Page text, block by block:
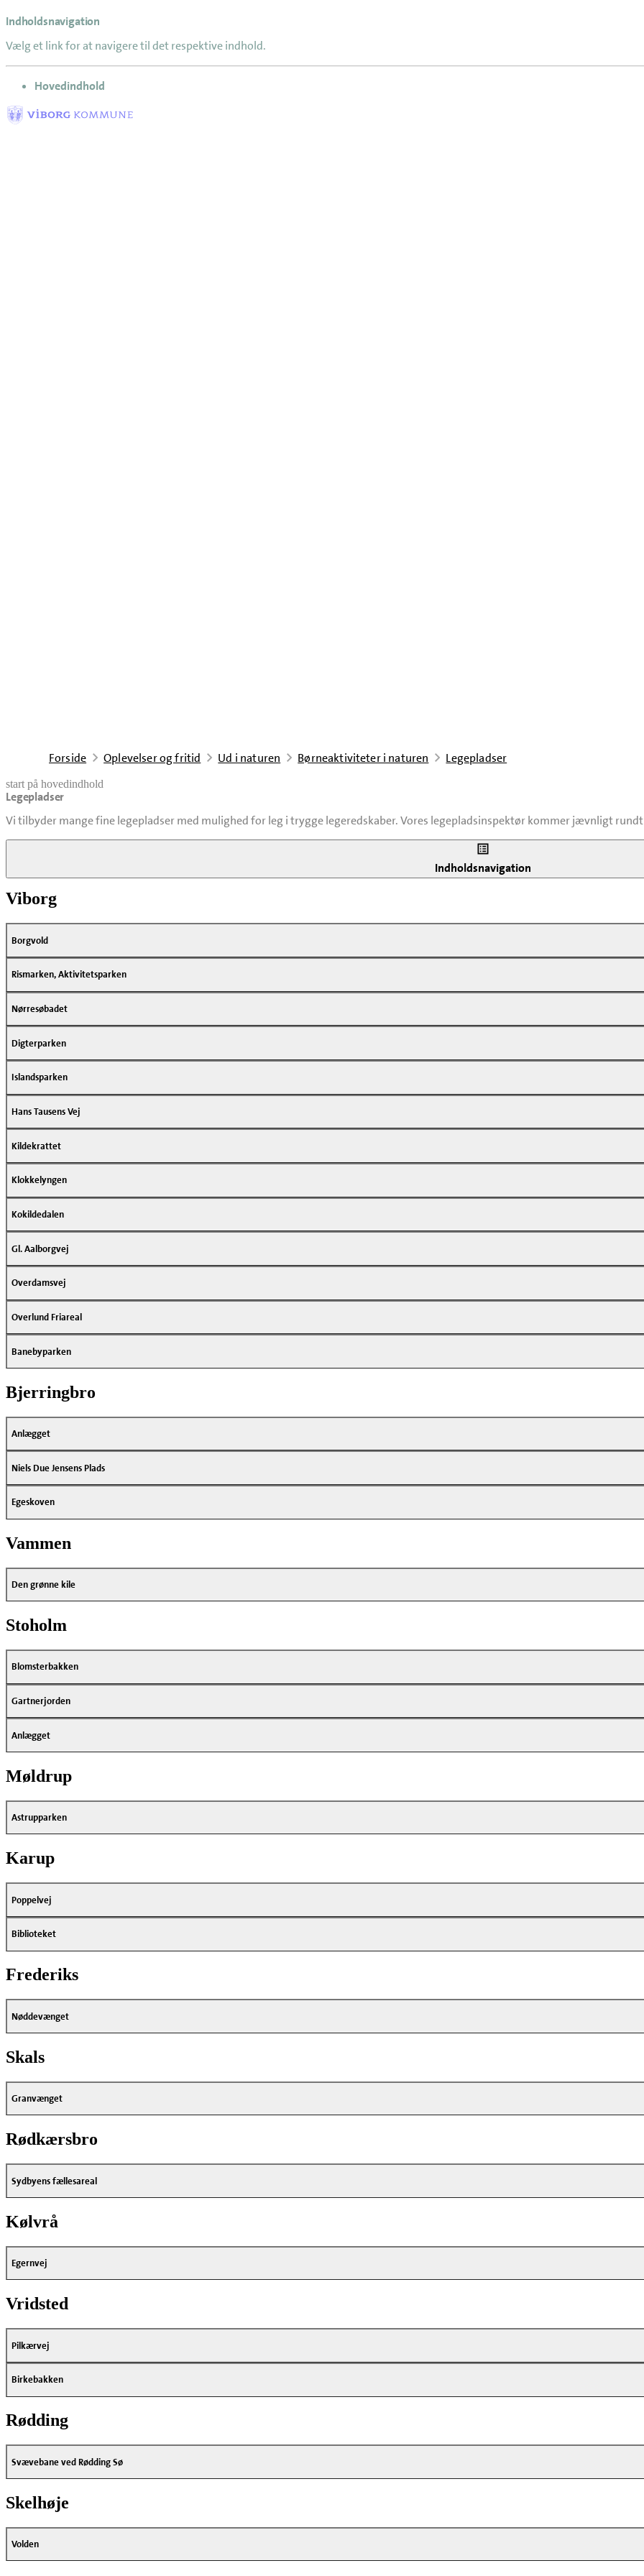
Indholdsnavigation
Vælg et link for at navigere til det respektive indhold.
gå til
Hovedindhold
Forside Oplevelser og fritid Ud i naturen Børneaktiviteter i naturen Legepladser
start på hovedindhold
Legepladser
Vi tilbyder mange fine legepladser med mulighed for leg i trygge legeredskaber. Vores legepladsinspektør kommer jævnligt
senest opdateret 4. august 2026
Indholdsnavigation
Legepladsinspektøren laver en rapport, som du kan læse og se billeder fra legepladsen. Pladsen skal overholde europæiske standarder, som
Viborg
Borgvold
Rismarken, Aktivitetsparken
Nørresøbadet
Digterparken
Islandsparken
Hans Tausens Vej
Kildekrattet
Klokkelyngen
Kokildedalen
Gl. Aalborgvej
Overdamsvej
Overlund Friareal
Banebyparken
Bjerringbro
Anlægget
Niels Due Jensens Plads
Egeskoven
Vammen
Den grønne kile
Stoholm
Blomsterbakken
Gartnerjorden
Anlægget
Møldrup
Astrupparken
Karup
Poppelvej
Biblioteket
Frederiks
Nøddevænget
Skals
Granvænget
Rødkærsbro
Sydbyens fællesareal
Kølvrå
Egernvej
Vridsted
Pilkærvej
Birkebakken
Rødding
Svævebane ved Rødding Sø
Skelhøje
Volden